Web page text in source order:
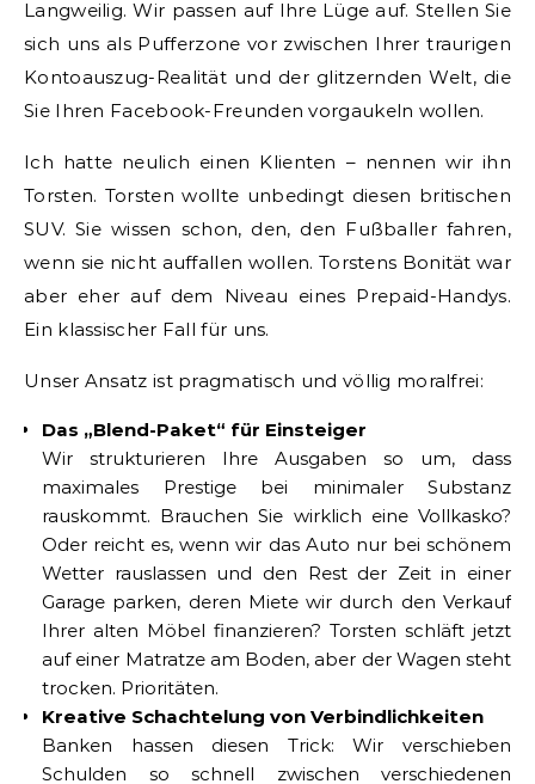
Langweilig. Wir passen auf Ihre Lüge auf. Stellen Sie
sich uns als Pufferzone vor zwischen Ihrer traurigen
Kontoauszug-Realität und der glitzernden Welt, die
Sie Ihren Facebook-Freunden vorgaukeln wollen.
Ich hatte neulich einen Klienten – nennen wir ihn
Torsten. Torsten wollte unbedingt diesen britischen
SUV. Sie wissen schon, den, den Fußballer fahren,
wenn sie nicht auffallen wollen. Torstens Bonität war
aber eher auf dem Niveau eines Prepaid-Handys.
Ein klassischer Fall für uns.
Unser Ansatz ist pragmatisch und völlig moralfrei:
Das „Blend-Paket“ für Einsteiger
Wir strukturieren Ihre Ausgaben so um, dass
maximales Prestige bei minimaler Substanz
rauskommt. Brauchen Sie wirklich eine Vollkasko?
Oder reicht es, wenn wir das Auto nur bei schönem
Wetter rauslassen und den Rest der Zeit in einer
Garage parken, deren Miete wir durch den Verkauf
Ihrer alten Möbel finanzieren? Torsten schläft jetzt
auf einer Matratze am Boden, aber der Wagen steht
trocken. Prioritäten.
Kreative Schachtelung von Verbindlichkeiten
Banken hassen diesen Trick: Wir verschieben
Schulden so schnell zwischen verschiedenen